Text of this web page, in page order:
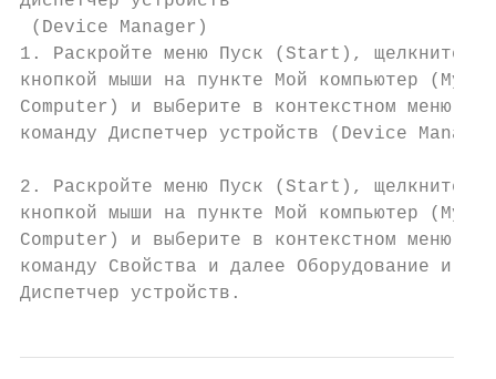
(Device Manager)
1. Раскройте меню Пуск (Start), щелкните
кнопкой мыши на пункте Мой компьютер (My
Computer) и выберите в контекстном меню
команду Диспетчер устройств (Device
2. Раскройте меню Пуск (Start), щелкните
кнопкой мыши на пункте Мой компьютер (My
Computer) и выберите в контекстном меню
команду Свойства и далее Оборудование и
Диспетчер устройств.